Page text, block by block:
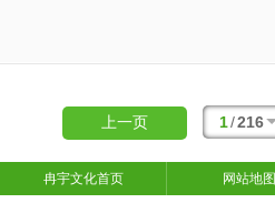
上一页 1/216
冉宇文化首页 网站地图